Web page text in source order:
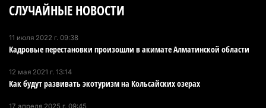
4 августа 2026 г. 14:29
В Алматинской области второй день не могут
потушить пожар в Аксайском ущелье
В Алматы приостановили лицензии 350
СЛУЧАЙНЫЕ НОВОСТИ
11 июля 2022 г. 09:38
Кадровые перестановки произошли в акимате Алматинской области
12 мая 2021 г. 13:14
Как будут развивать экотуризм на Кольсайских озерах
17 апреля 2025 г. 09:45